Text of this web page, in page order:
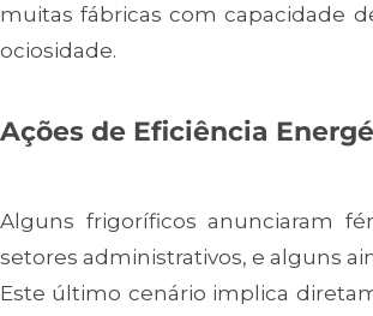
muitas fábricas com capacidade
ociosidade.
Ações de Eficiência
Alguns frigoríficos anunciaram
setores administrativos, e alguns
Este último cenário implica